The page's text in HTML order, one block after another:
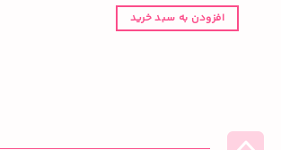
افزودن به سبد خرید